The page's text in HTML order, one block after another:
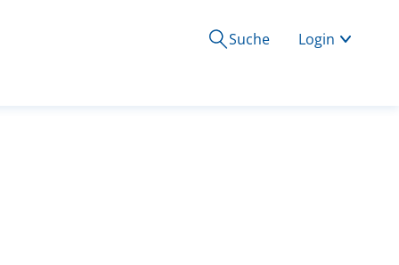
Suche Login